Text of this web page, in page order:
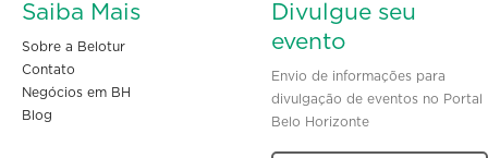
Saiba Mais
Sobre a Belotur
Contato
Negócios em BH
Blog
Divulgue seu
evento
Envio de informações para
divulgação de eventos no Portal
Belo Horizonte